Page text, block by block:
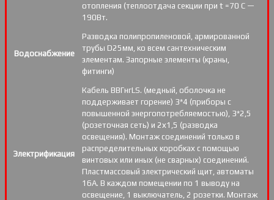
отопления (теплоотдача секции при t =70 С —
190Вт.
Водоснабжение
Разводка полипропиленовой, армированной
трубы D25мм, ко всем сантехническим
элементам. Запорные элементы (краны,
фитинги)
Электрификация
Кабель ВВГнгLS. (медный, оболочка не
поддерживает горение) 3*4 (приборы с
повышенной энергопотребляемостью), 3*2,5
(розеточная сеть) и 2х1,5 (разводка
освещения). Монтаж соединений только в
распределительных коробках с помощью
винтовых или иных (не сварных) соединений.
Пластмассовый электрический щит, автоматы
16А. В каждом помещении по 1 выводу на
освещение, 1 выключатель, 2 розетки. Монтаж